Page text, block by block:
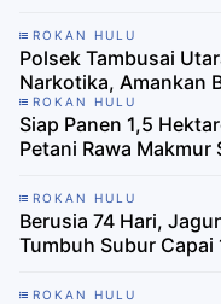
ROKAN HULU
Polsek Tambusai
Narkotika, Amankan
ROKAN HULU
Siap Panen 1,5
Petani Rawa
ROKAN HULU
Berusia 74 Hari,
Tumbuh Subur Capai
ROKAN HULU